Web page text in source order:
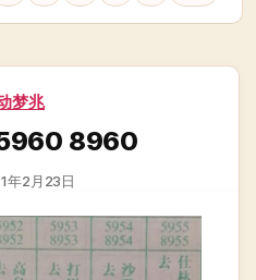
分
梦兆
8960
年2月23日